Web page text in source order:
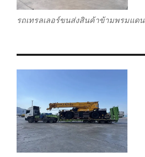
รถเทรลเลอร์ขนส่งสินค้าข้ามพรมแดน